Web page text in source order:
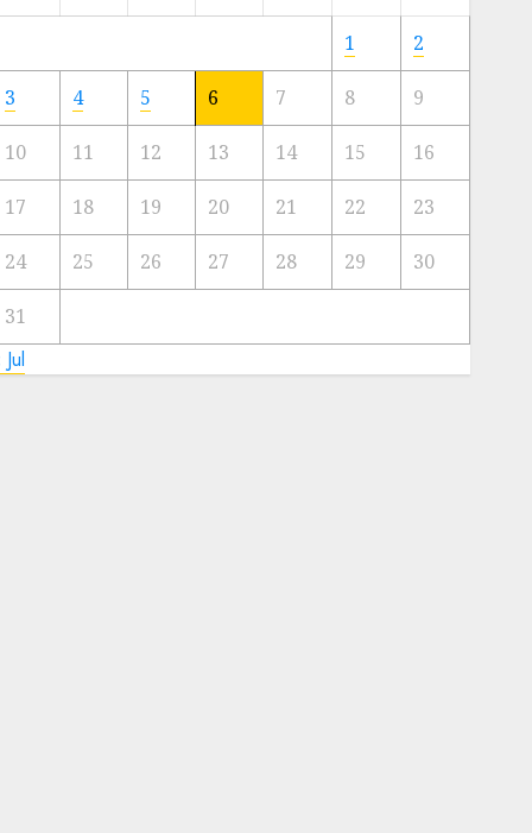
Artis
Kota
23/11/2024
0
1 2
3 4 5 6 7 8 9
10 11 12 13 14 15 16
17 18 19 20 21 22 23
24 25 26 27 28 29 30
31